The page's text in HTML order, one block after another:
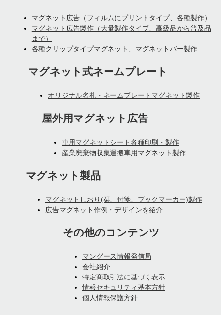
マグネット広告（フィルムにプリントタイプ、各種製作）
マグネット広告製作（大量製作タイプ、高級品から普及品
まで）
各種クリップタイプマグネット、マグネットバー製作
マグネット式ネームプレート
オリジナル名札・ネームプレートマグネット製作
屋外用マグネット広告
車用マグネットシート各種印刷・製作
産業廃棄物収集運搬車用マグネット製作
マグネット製品
マグネットしおり(栞、付箋、ブックマーカー)製作
広告マグネット作例・デザインを紹介
その他のコンテンツ
マングース情報発信局
会社紹介
特定商取引法に基づく表示
情報セキュリティ基本方針
個人情報保護方針